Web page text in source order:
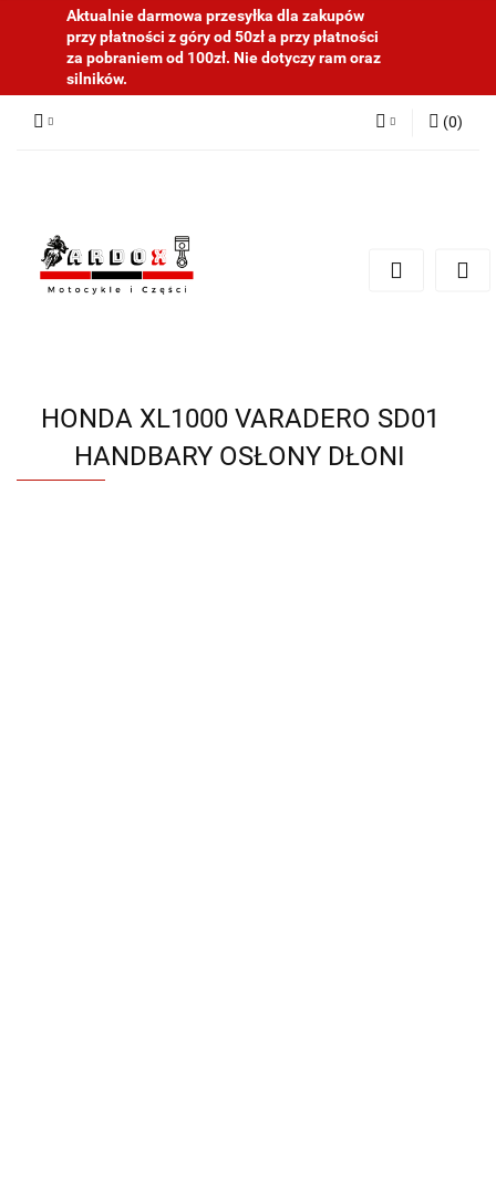
Aktualnie darmowa przesyłka dla zakupów
przy płatności z góry od 50zł a przy płatności
za pobraniem od 100zł. Nie dotyczy ram oraz
silników.
(0)
HONDA XL1000 VARADERO SD01
HANDBARY OSŁONY DŁONI